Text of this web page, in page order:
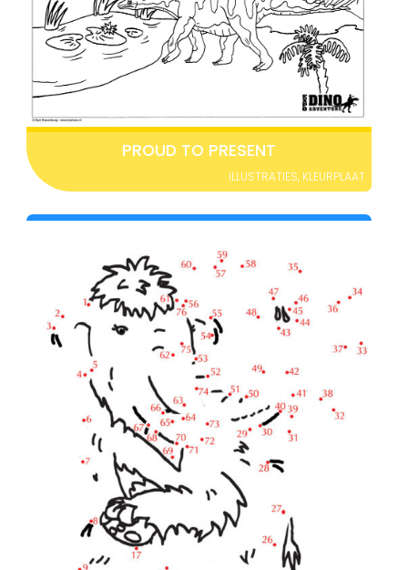
PROUD TO PRESENT
ILLUSTRATIES, KLEURPLAAT